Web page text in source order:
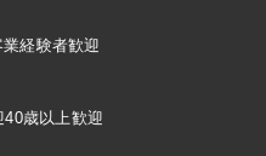
業経験者歓迎
40歳以上歓迎